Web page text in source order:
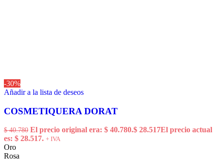
-30%
Añadir a la lista de deseos
COSMETIQUERA DORAT
$40.780 El precio original era: $ 40.780.$ 28.517El precio actual
es: $ 28.517. + IVA
Oro
Rosa